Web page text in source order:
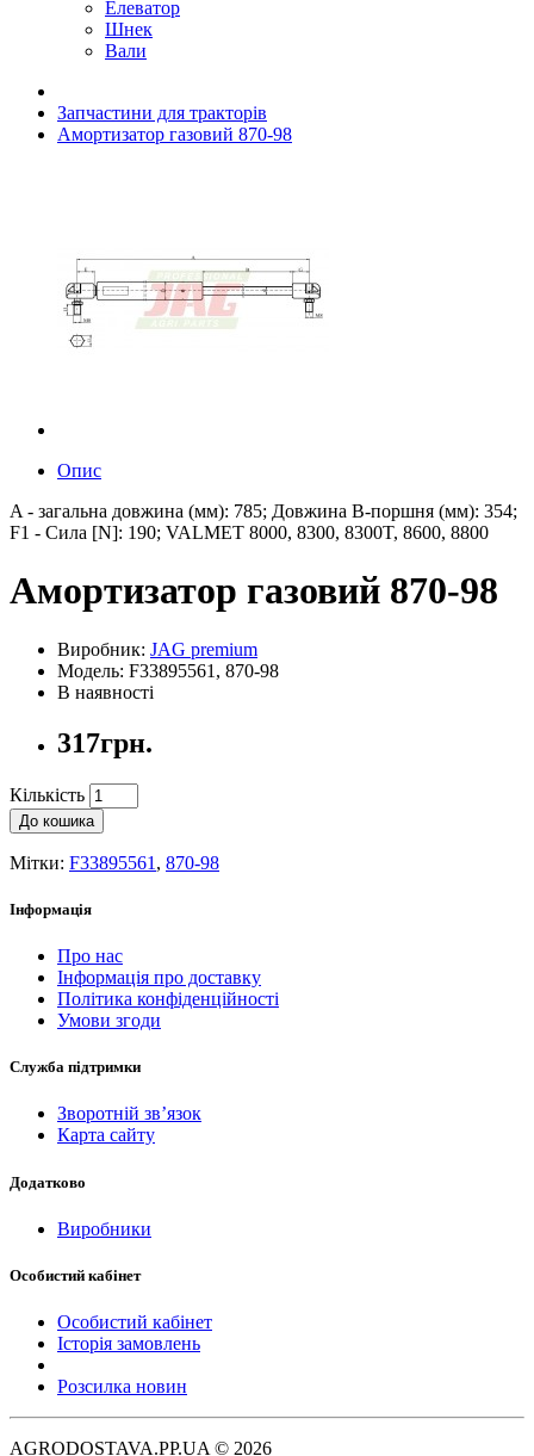
Елеватор
Шнек
Вали
Запчастини для тракторів
Амортизатор газовий 870-98
Опис
A - загальна довжина (мм): 785; Довжина B-поршня (мм): 354;
F1 - Сила [N]: 190; VALMET 8000, 8300, 8300T, 8600, 8800
Амортизатор газовий 870-98
Виробник: JAG premium
Модель: F33895561, 870-98
В наявності
317грн.
Кількість
До кошика
Мітки: F33895561 , 870-98
Інформація
Про нас
Інформація про доставку
Політика конфіденційності
Умови згоди
Служба підтримки
Зворотній зв’язок
Карта сайту
Додатково
Виробники
Особистий кабінет
Особистий кабінет
Історія замовлень
Розсилка новин
AGRODOSTAVA.PP.UA © 2026